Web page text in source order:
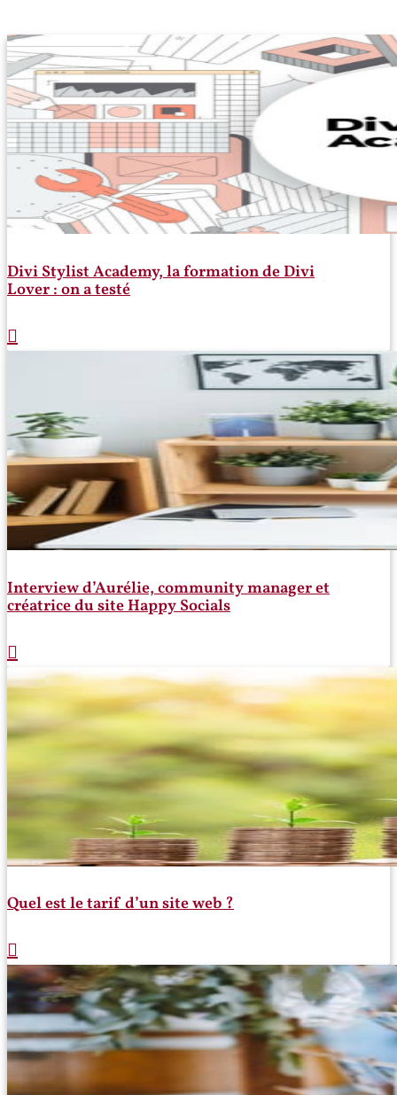
Divi Stylist Academy, la formation de Divi
Lover : on a testé
Interview d’Aurélie, community manager et
créatrice du site Happy Socials
Quel est le tarif d’un site web ?